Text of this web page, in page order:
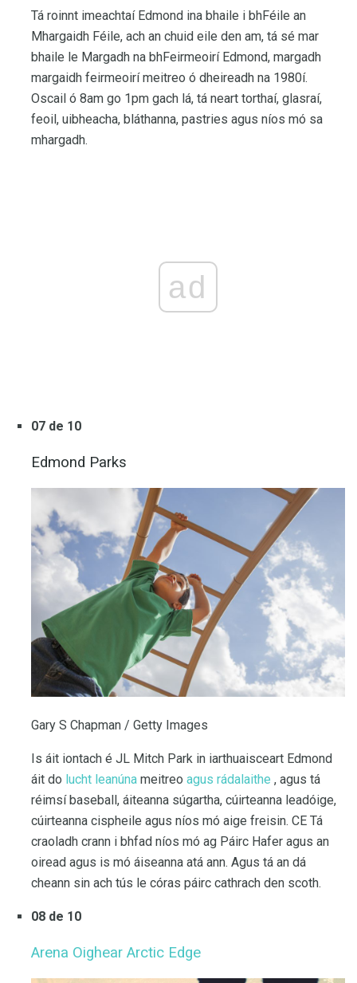
Tá roinnt imeachtaí Edmond ina bhaile i bhFéile an
Mhargaidh Féile, ach an chuid eile den am, tá sé mar
bhaile le Margadh na bhFeirmeoirí Edmond, margadh
margaidh feirmeoirí meitreo ó dheireadh na 1980í.
Oscail ó 8am go 1pm gach lá, tá neart torthaí, glasraí,
feoil, uibheacha, bláthanna, pastries agus níos mó sa
mhargadh.
ad
07 de 10
Edmond Parks
Gary S Chapman / Getty Images
Is áit iontach é JL Mitch Park in iarthuaisceart Edmond
áit do lucht leanúna meitreo agus rádalaithe , agus tá
réimsí baseball, áiteanna súgartha, cúirteanna leadóige,
cúirteanna cispheile agus níos mó aige freisin. CE Tá
craoladh crann i bhfad níos mó ag Páirc Hafer agus an
oiread agus is mó áiseanna atá ann. Agus tá an dá
cheann sin ach tús le córas páirc cathrach den scoth.
08 de 10
Arena Oighear Arctic Edge